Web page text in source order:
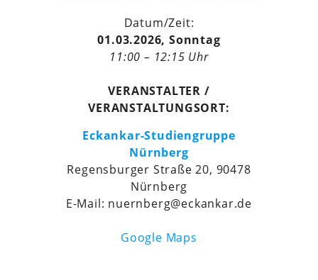
Datum/Zeit:
01.03.2026, Sonntag
11:00 – 12:15 Uhr
VERANSTALTER /
VERANSTALTUNGSORT:
Eckankar-Studiengruppe
Nürnberg
Regensburger Straße 20, 90478
Nürnberg
E-Mail: nuernberg@eckankar.de
Google Maps